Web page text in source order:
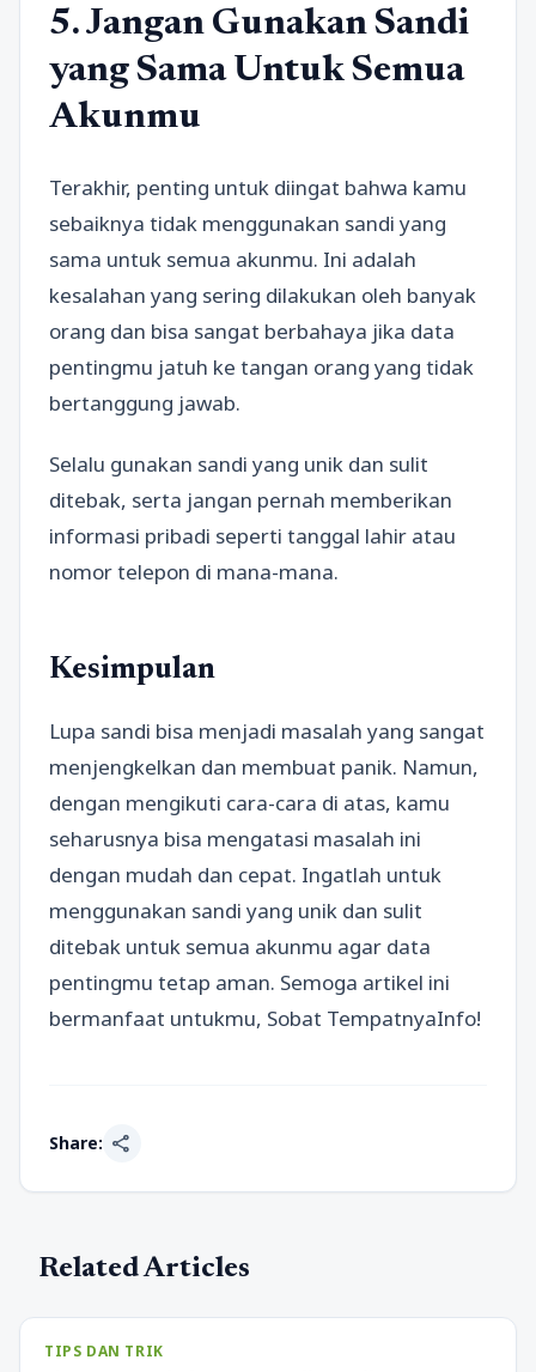
5. Jangan Gunakan Sandi
yang Sama Untuk Semua
Akunmu
Terakhir, penting untuk diingat bahwa kamu
sebaiknya tidak menggunakan sandi yang
sama untuk semua akunmu. Ini adalah
kesalahan yang sering dilakukan oleh banyak
orang dan bisa sangat berbahaya jika data
pentingmu jatuh ke tangan orang yang tidak
bertanggung jawab.
Selalu gunakan sandi yang unik dan sulit
ditebak, serta jangan pernah memberikan
informasi pribadi seperti tanggal lahir atau
nomor telepon di mana-mana.
Kesimpulan
Lupa sandi bisa menjadi masalah yang sangat
menjengkelkan dan membuat panik. Namun,
dengan mengikuti cara-cara di atas, kamu
seharusnya bisa mengatasi masalah ini
dengan mudah dan cepat. Ingatlah untuk
menggunakan sandi yang unik dan sulit
ditebak untuk semua akunmu agar data
pentingmu tetap aman. Semoga artikel ini
bermanfaat untukmu, Sobat TempatnyaInfo!
Share: share
Related Articles
TIPS DAN TRIK